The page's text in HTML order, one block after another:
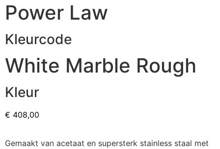
Power Law
Kleurcode
White Marble Rough
Kleur
€ 408,00
Gemaakt van acetaat en supersterk stainless staal met